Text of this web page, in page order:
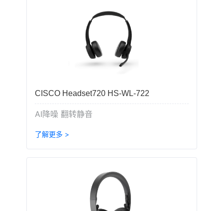
CISCO Headset720 HS-WL-722
AI降噪 翻转静音
了解更多 >